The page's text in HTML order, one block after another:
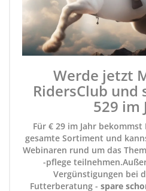
Werde jetzt
RidersClub und
529 im
Für € 29 im Jahr
gesamte Sortiment und
Webinaren rund um das
-pflege
Vergünstigungen bei
Futterberatung - spare